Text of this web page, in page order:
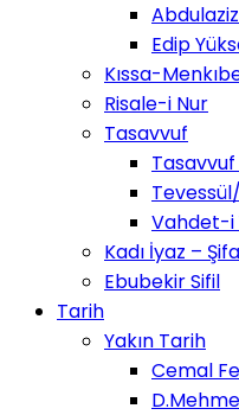
Edip
Kıssa-
Risale-i Nur
Tasavvuf
Vahdet-i
Kadı İyaz –
Ebubekir Sifil
Tarih
Yakın Tarih
Cemal